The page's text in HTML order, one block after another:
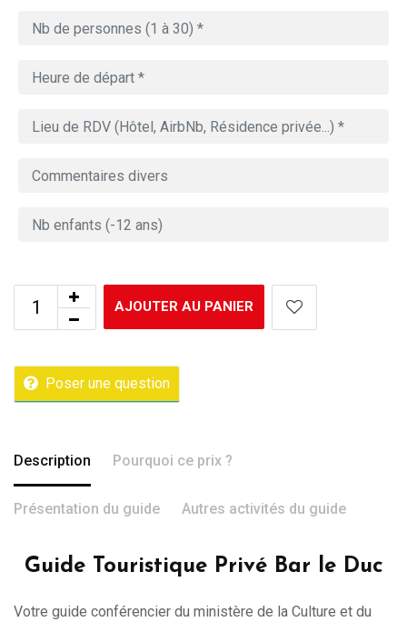
AJOUTER AU PANIER
Poser une question
Description Pourquoi ce prix ?
Présentation du guide Autres activités du guide
Guide Touristique Privé Bar le Duc
Votre guide conférencier du ministère de la Culture et du